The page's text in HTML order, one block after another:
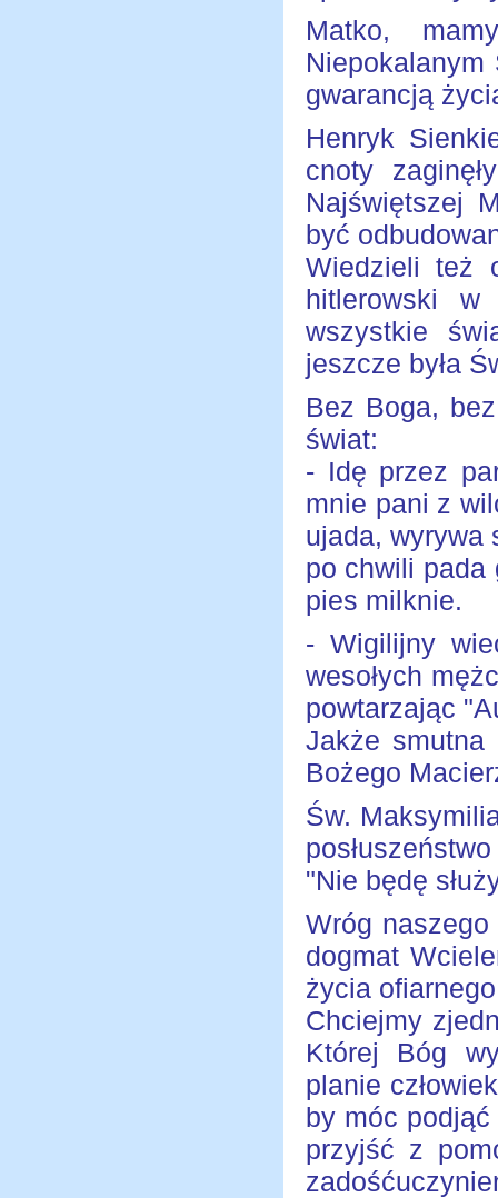
Matko,
Niepokalanym
gwarancją
Henryk
cnoty
Najświętszej
być
Wiedzieli też
hitlerowski w
wszystkie
jeszcze była
Bez Boga,
świat:
- Idę przez
mnie pani z
ujada, wyrywa
po chwili pada
pies milknie.
- Wigilijny
wesołych
powtarzając
Jakże
Bożego
Św.
posłuszeństwo
"Nie będę
Wróg
dogmat
życia
Chciejmy
Której Bóg
planie
by móc podjąć
przyjść z